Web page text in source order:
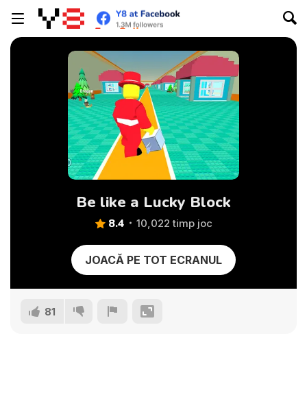
Be like a Lucky Block
8.4 10,022 timp joc
JOACĂ PE TOT ECRANUL
81